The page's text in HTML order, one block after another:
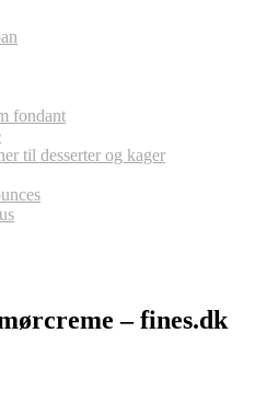
fondant
til desserter og kager
– fines.dk